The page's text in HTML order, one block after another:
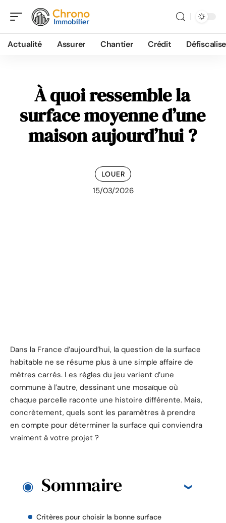
Actualité Assurer Chantier Crédit
À quoi ressemble la
surface moyenne d’une
maison aujourd’hui ?
LOUER
15/03/2026
Dans la France d’aujourd’hui, la question de la surface
habitable ne se résume plus à une simple affaire de
mètres carrés. Les règles du jeu varient d’une
commune à l’autre, dessinant une mosaïque où
chaque parcelle raconte une histoire différente. Mais,
concrètement, quels sont les paramètres à prendre
en compte pour déterminer la surface qui conviendra
vraiment à votre projet ?
Sommaire
Critères pour choisir la bonne surface